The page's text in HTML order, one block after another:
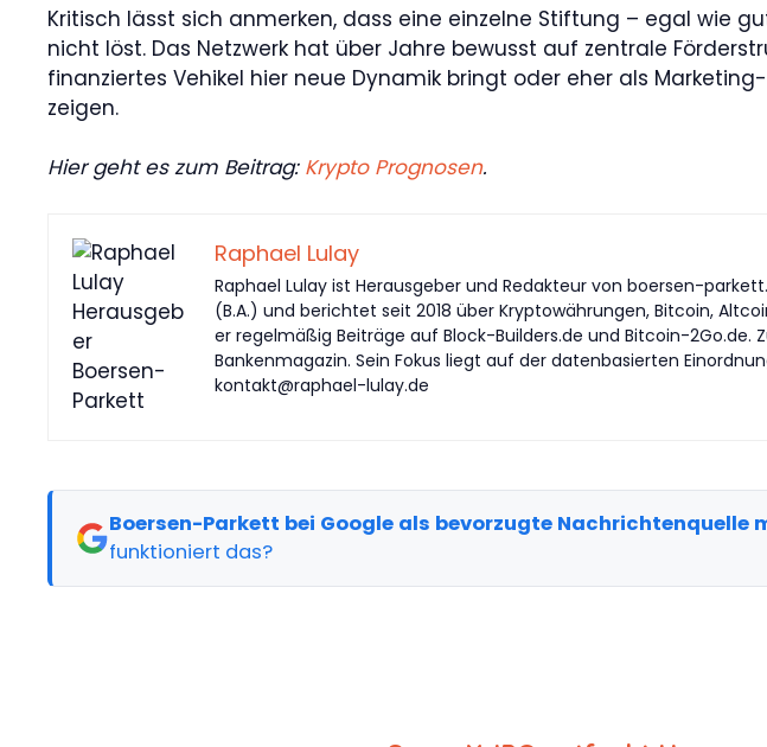
Kritisch lässt sich anmerken, dass eine einzelne Stiftung – egal wie
nicht löst. Das Netzwerk hat über Jahre bewusst auf zentrale
finanziertes Vehikel hier neue Dynamik bringt oder eher als
zeigen.
Hier geht es zum Beitrag: Krypto Prognosen.
Raphael Lulay
Raphael Lulay ist Herausgeber und Redakteur von boersen-
(B.A.) und berichtet seit 2018 über Kryptowährungen, Bitcoin,
er regelmäßig Beiträge auf Block-Builders.de und Bitcoin-2Go.de.
Bankenmagazin. Sein Fokus liegt auf der datenbasierten
kontakt@raphael-lulay.de
Boersen-Parkett bei Google als bevorzugte Nachrichtenquelle
funktioniert das?